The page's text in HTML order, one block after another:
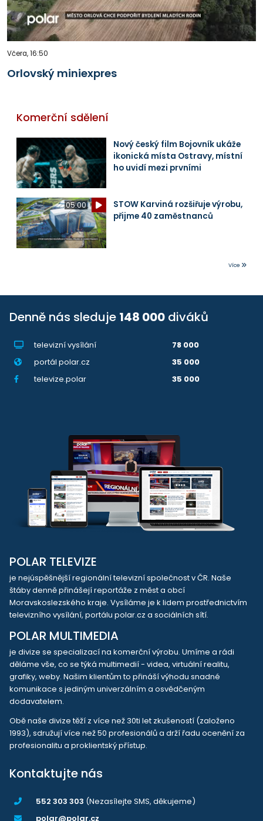
Včera, 16:50
Orlovský miniexpres
Komerční sdělení
Nový český film Bojovník ukáže
ikonická místa Ostravy, místní
ho uvidí mezi prvními
05:00
STOW Karviná rozšiřuje výrobu,
přijme 40 zaměstnanců
Více
Denně nás sleduje 148 000 diváků
televizní vysílání
78 000
portál polar.cz
35 000
televize.polar
35 000
POLAR TELEVIZE
je nejúspěšnější regionální televizní společnost v ČR. Naše
štáby denně přinášejí reportáže z měst a obcí
Moravskoslezského kraje. Vysíláme je k lidem prostřednictvím
televizního vysílání, portálu polar.cz a sociálních sítí.
POLAR MULTIMEDIA
je divize se specializací na komerční výrobu. Umíme a rádi
děláme vše, co se týká multimedií - videa, virtuální realitu,
grafiky, weby. Našim klientům to přináší výhodu snadné
komunikace s jediným univerzálním a osvědčeným
dodavatelem.
Obě naše divize těží z více než 30ti let zkušeností (založeno
1993), sdružují více než 50 profesionálů a drží řadu ocenění za
profesionalitu a proklientský přístup.
Kontaktujte nás
552 303 303 (Nezasílejte SMS, děkujeme)
polar@polar.cz